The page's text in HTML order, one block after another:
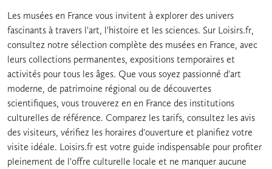
Les musées en France vous invitent à explorer des univers
fascinants à travers l'art, l'histoire et les sciences. Sur Loisirs.fr,
consultez notre sélection complète des musées en France, avec
leurs collections permanentes, expositions temporaires et
activités pour tous les âges. Que vous soyez passionné d'art
moderne, de patrimoine régional ou de découvertes
scientifiques, vous trouverez en en France des institutions
culturelles de référence. Comparez les tarifs, consultez les avis
des visiteurs, vérifiez les horaires d'ouverture et planifiez votre
visite idéale. Loisirs.fr est votre guide indispensable pour profiter
pleinement de l'offre culturelle locale et ne manquer aucune